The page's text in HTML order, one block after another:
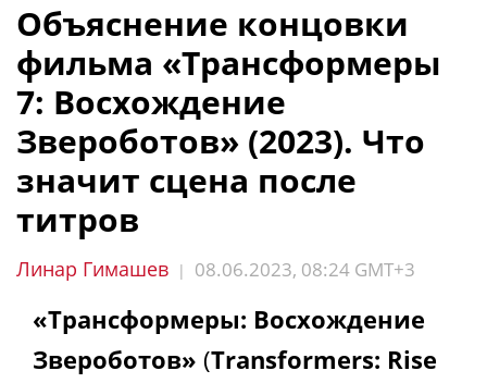
Объяснение концовки
фильма «Трансформеры
7: Восхождение
Звероботов» (2023). Что
значит сцена после
титров
Линар Гимашев | 08.06.2023, 08:24 GMT+3
«Трансформеры: Восхождение
Звероботов» (Transformers: Rise